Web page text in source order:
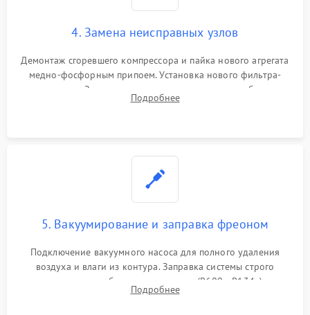
4. Замена неисправных узлов
Демонтаж сгоревшего компрессора и пайка нового агрегата
медно-фосфорным припоем. Установка нового фильтра-
осушителя. Замена изношенных вентиляторов обдува,
сломанных заслонок или поврежденных дверных петель.
Подробнее
5. Вакуумирование и заправка фреоном
Подключение вакуумного насоса для полного удаления
воздуха и влаги из контура. Заправка системы строго
дозированным объемом хладагента (R600a, R134a) по
электронным весам. Контроль рабочего давления в системе.
Подробнее